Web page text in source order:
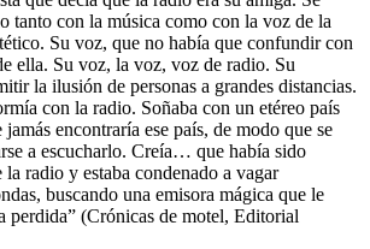
tanto con la música como con la voz de la
Su voz, que no había que confundir con
ella. Su voz, la voz, voz de radio. Su
la ilusión de personas a grandes distancias.
con la radio. Soñaba con un etéreo país
encontraría ese país, de modo que se
a escucharlo. Creía… que había sido
radio y estaba condenado a vagar
buscando una emisora mágica que le
perdida” (Crónicas de motel, Editorial